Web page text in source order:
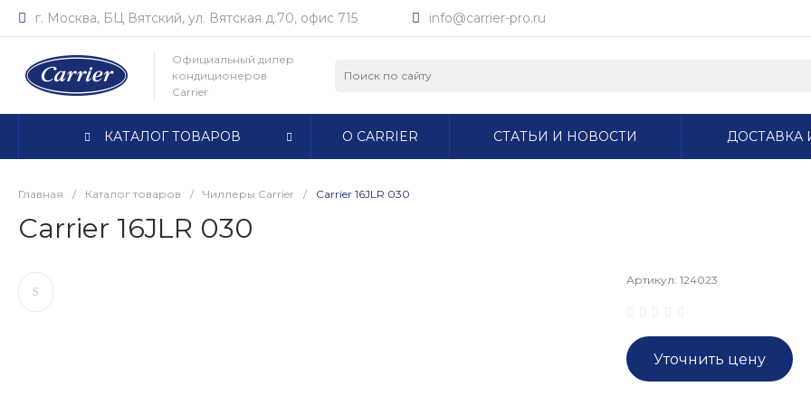
г. Москва, БЦ Вятский, ул. Вятская д.70, офис 715 info@carrier-pro.ru
Официальный дилер
кондиционеров
Carrier
КАТАЛОГ ТОВАРОВ О CARRIER СТАТЬИ И НОВОСТИ ДОСТАВКА
Главная / Каталог товаров / Чиллеры Carrier / Carrier 16JLR 030
Carrier 16JLR 030
Артикул: 124023
Уточнить цену